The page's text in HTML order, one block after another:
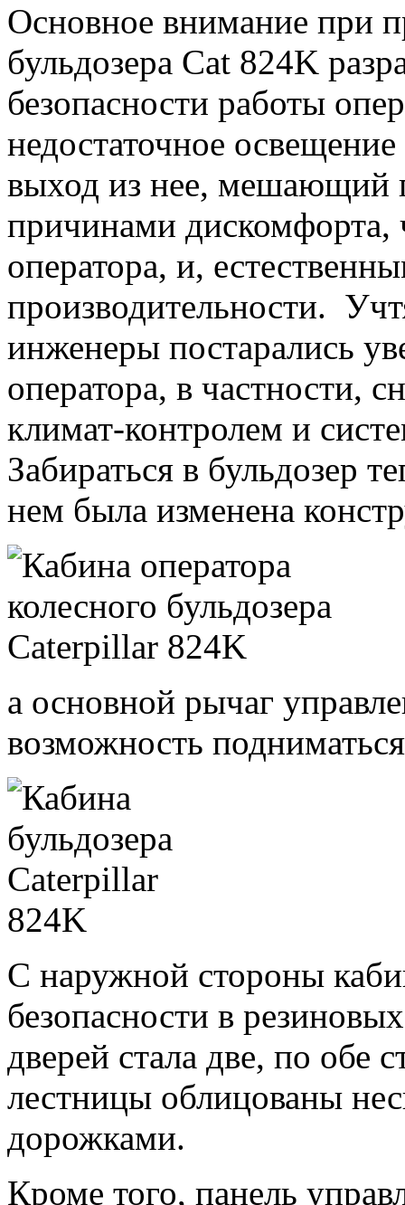
Основное внимание при
бульдозера Cat 824K
безопасности работы
недостаточное
выход из нее, мешающий
причинами дискомфорта,
оператора, и,
производительности.
инженеры постарались
оператора, в частности,
климат-контролем и
Забираться в бульдозер
нем была изменена
а основной рычаг
возможность
С наружной стороны
безопасности в
дверей стала две, по обе
лестницы облицованы
дорожками.
Кроме того, панель